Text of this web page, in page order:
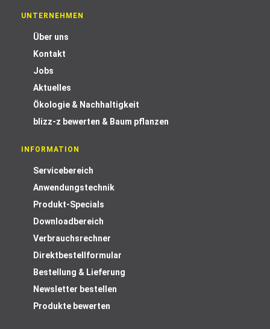
UNTERNEHMEN
Über uns
Kontakt
Jobs
Aktuelles
Ökologie & Nachhaltigkeit
blizz-z bewerten & Baum pflanzen
INFORMATION
Servicebereich
Anwendungstechnik
Produkt-Specials
Downloadbereich
Verbrauchsrechner
Direktbestellformular
Bestellung & Lieferung
Newsletter bestellen
Produkte bewerten